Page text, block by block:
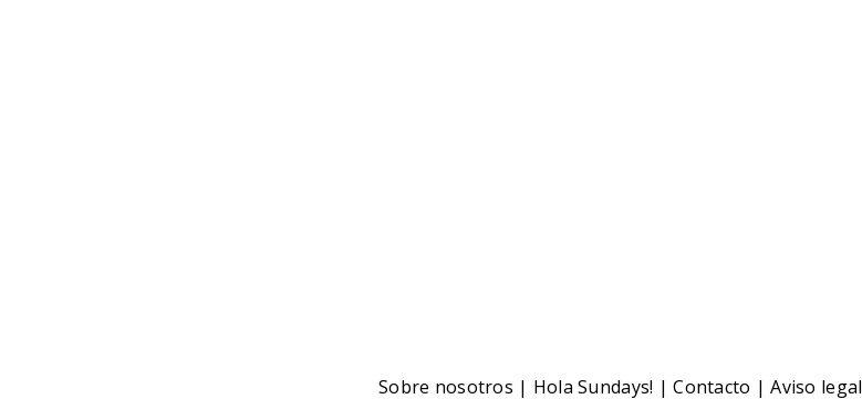
Sobre nosotros | Hola Sundays! |Contacto |Aviso legal